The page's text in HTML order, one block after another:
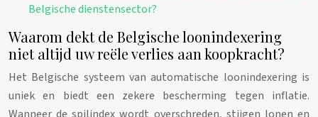
Belgische dienstensector?
Waarom dekt de Belgische loonindexering
niet altijd uw reële verlies aan koopkracht?
Het Belgische systeem van automatische loonindexering is
uniek en biedt een zekere bescherming tegen inflatie.